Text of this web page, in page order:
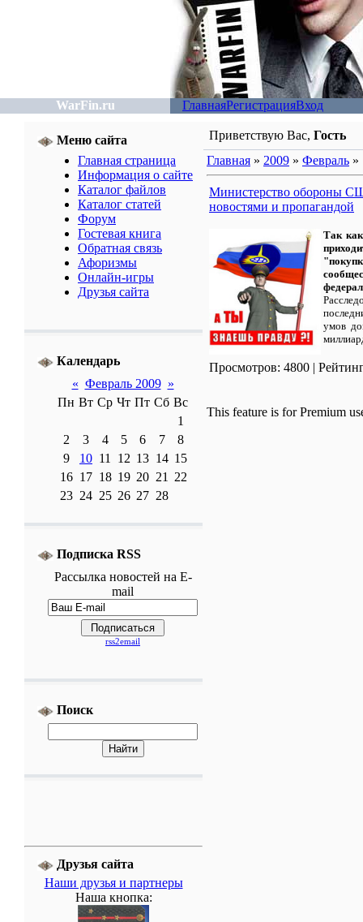
WarFin.ru ГлавнаяРегистрацияВход
Меню сайта
Главная страница
Информация о сайте
Каталог файлов
Каталог статей
Форум
Гостевая книга
Обратная связь
Афоризмы
Онлайн-игры
Друзья сайта
Календарь
« Февраль 2009 »
Пн Вт Ср Чт Пт Сб Вс
1
2
3 4 5 6 7
8
9
10 11 12 13 14 15
16 17 18 19 20 21
22
23 24 25 26 27 28
Подписка RSS
Рассылка новостей на E-
mail
rss2email
Поиск
Друзья сайта
Наши друзья и партнеры
Наша кнопка:
Приветствую Вас, Гость
Главная » 2009 » Февраль »
Министерство обороны
новостями и пропагандой
Так
умов
Просмотров: 4800 |
This feature is for Premium